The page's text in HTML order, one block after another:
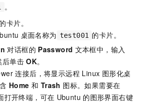
。
卡片。
桌面名称为 test001 的卡片。
对话框的 Password 文本框中，输入
后单击 OK。
连接后，将显示远程 Linux 图形化桌
Home 和 Trash 图标。如果需要在
打开终端，可在 Ubuntu 的图形界面右键